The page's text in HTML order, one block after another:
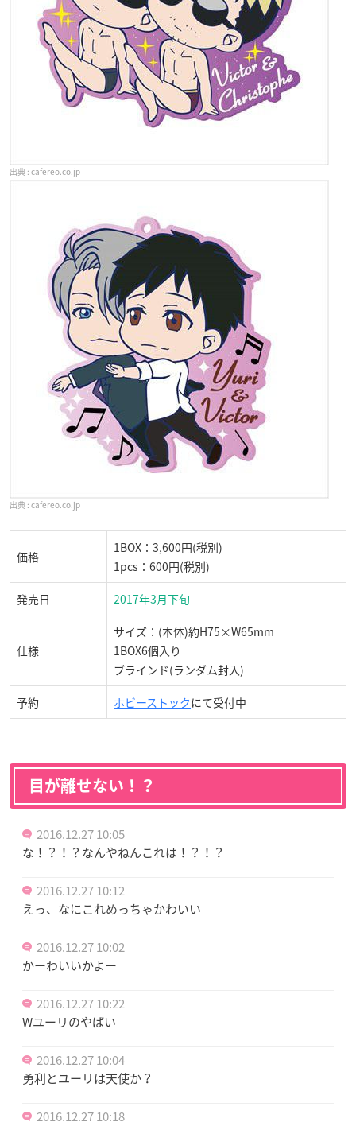
cafereo.co.jp
cafereo.co.jp
価格
1BOX：3,600円(税別)
1pcs：600円(税別)
発売日 2017年3月下旬
仕様
サイズ：(本体)約H75×W65mm
1BOX6個入り
ブラインド(ランダム封入)
予約 ホビーストックにて受付中
目が離せない！？
2016.12.27 10:05
な！？！？なんやねんこれは！？！？
2016.12.27 10:12
えっ、なにこれめっちゃかわいい
2016.12.27 10:02
かーわいいかよー
2016.12.27 10:22
Wユーリのやばい
2016.12.27 10:04
勇利とユーリは天使か？
2016.12.27 10:18